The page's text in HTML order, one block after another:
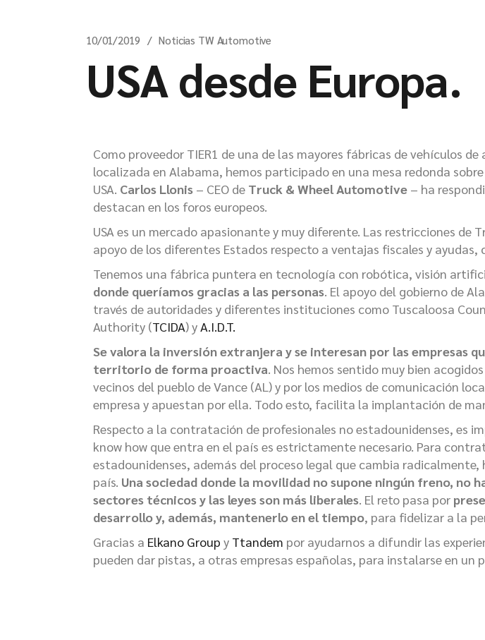
10/01/2019 Noticias TW Automotive
USA desde Europa.
Como proveedor TIER1 de una de las mayores fábricas de vehículos
localizada en Alabama, hemos participado en una mesa redonda
USA. Carlos Llonis – CEO de Truck & Wheel Automotive – ha
destacan en los foros europeos.
USA es un mercado apasionante y muy diferente. Las restricciones de
apoyo de los diferentes Estados respecto a ventajas fiscales y ayudas,
Tenemos una fábrica puntera en tecnología con robótica, visión
donde queríamos gracias a las personas . El apoyo del gobierno de
través de autoridades y diferentes instituciones como Tuscaloosa
Authority (TCIDA) y A.I.D.T.
Se valora la inversión extranjera y se interesan por las empresas
territorio de forma proactiva . Nos hemos sentido muy bien
vecinos del pueblo de Vance (AL) y por los medios de comunicación
empresa y apuestan por ella. Todo esto, facilita la implantación de
Respecto a la contratación de profesionales no estadounidenses, es
know how que entra en el país es estrictamente necesario. Para
estadounidenses, además del proceso legal que cambia
país. Una sociedad donde la movilidad no supone ningún freno, no
sectores técnicos y las leyes son más liberales . El reto pasa por
desarrollo y, además, mantenerlo en el tiempo , para fidelizar a la
Gracias a Elkano Group y Ttandem por ayudarnos a difundir las
pueden dar pistas, a otras empresas españolas, para instalarse en un